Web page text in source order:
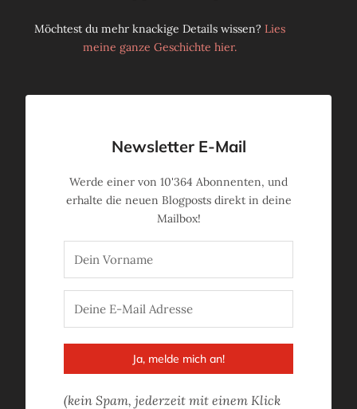
Möchtest du mehr knackige Details wissen? Lies
meine ganze Geschichte hier.
Newsletter E-Mail
Werde einer von 10'364 Abonnenten, und
erhalte die neuen Blogposts direkt in deine
Mailbox!
Ja, melde mich an!
(kein Spam, jederzeit mit einem Klick